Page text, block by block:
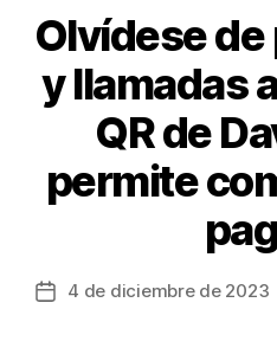
k
Olvídese
y llamadas
QR de
permite
Fecha4 de diciembre de 2023